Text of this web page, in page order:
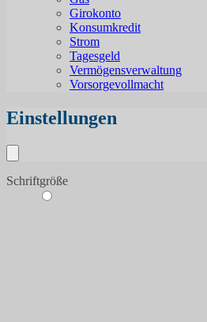
Girokonto
Konsumkredit
Strom
Tagesgeld
Vermögensverwaltung
Vorsorgevollmacht
Einstellungen
Schriftgröße